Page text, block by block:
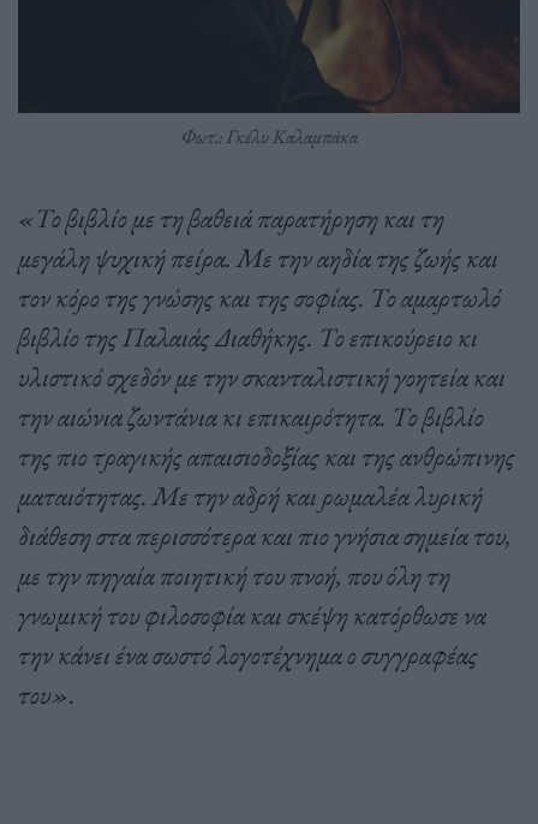
Φωτ.: Γκέλυ Καλαμπάκα
«Το βιβλίο με τη βαθειά παρατήρηση και τη
μεγάλη ψυχική πείρα. Με την αηδία της ζωής και
τον κόρο της γνώσης και της σοφίας. Το αμαρτωλό
βιβλίο της Παλαιάς Διαθήκης. Το επικούρειο κι
υλιστικό σχεδόν με την σκανταλιστική γοητεία και
την αιώνια ζωντάνια κι επικαιρότητα. Το βιβλίο
της πιο τραγικής απαισιοδοξίας και της ανθρώπινης
ματαιότητας. Με την αδρή και ρωμαλέα λυρική
διάθεση στα περισσότερα και πιο γνήσια σημεία του,
με την πηγαία ποιητική του πνοή, που όλη τη
γνωμική του φιλοσοφία και σκέψη κατόρθωσε να
την κάνει ένα σωστό λογοτέχνημα ο συγγραφέας
του».